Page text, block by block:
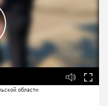
области